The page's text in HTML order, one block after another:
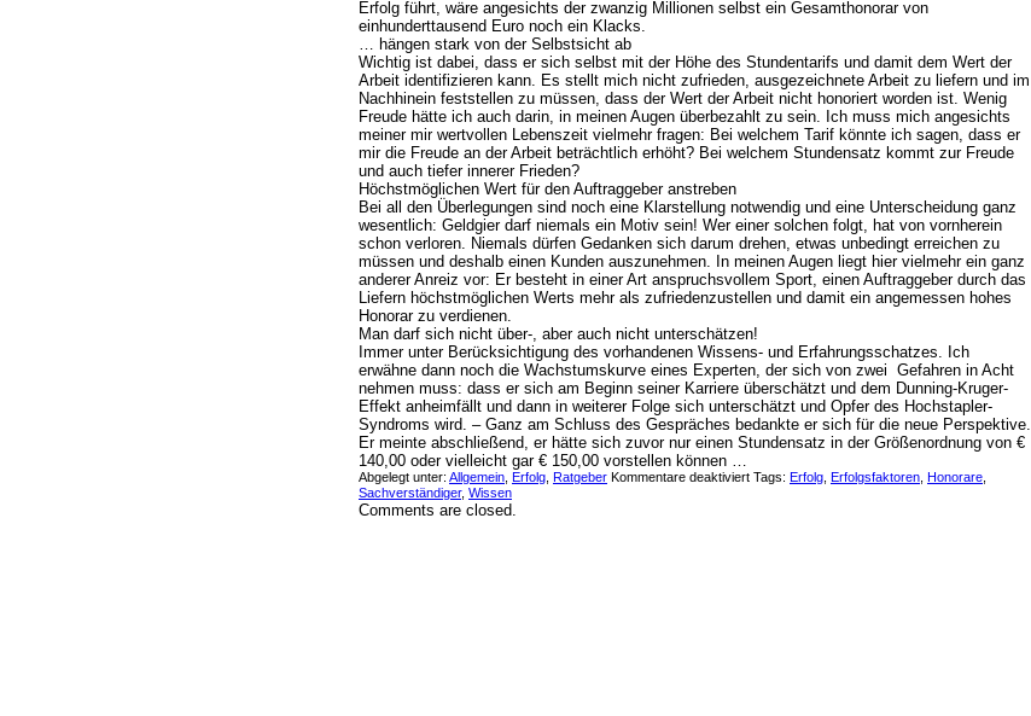
Erfolg führt, wäre angesichts der zwanzig Millionen selbst ein Gesamthonorar von
einhunderttausend Euro noch ein Klacks.
… hängen stark von der Selbstsicht ab
Wichtig ist dabei, dass er sich selbst mit der Höhe des Stundentarifs und damit dem Wert der
Arbeit identifizieren kann. Es stellt mich nicht zufrieden, ausgezeichnete Arbeit zu liefern und im
Nachhinein feststellen zu müssen, dass der Wert der Arbeit nicht honoriert worden ist. Wenig
Freude hätte ich auch darin, in meinen Augen überbezahlt zu sein. Ich muss mich angesichts
meiner mir wertvollen Lebenszeit vielmehr fragen: Bei welchem Tarif könnte ich sagen, dass er
mir die Freude an der Arbeit beträchtlich erhöht? Bei welchem Stundensatz kommt zur Freude
und auch tiefer innerer Frieden?
Höchstmöglichen Wert für den Auftraggeber anstreben
Bei all den Überlegungen sind noch eine Klarstellung notwendig und eine Unterscheidung ganz
wesentlich: Geldgier darf niemals ein Motiv sein! Wer einer solchen folgt, hat von vornherein
schon verloren. Niemals dürfen Gedanken sich darum drehen, etwas unbedingt erreichen zu
müssen und deshalb einen Kunden auszunehmen. In meinen Augen liegt hier vielmehr ein ganz
anderer Anreiz vor: Er besteht in einer Art anspruchsvollem Sport, einen Auftraggeber durch das
Liefern höchstmöglichen Werts mehr als zufriedenzustellen und damit ein angemessen hohes
Honorar zu verdienen.
Man darf sich nicht über-, aber auch nicht unterschätzen!
Immer unter Berücksichtigung des vorhandenen Wissens- und Erfahrungsschatzes. Ich
erwähne dann noch die Wachstumskurve eines Experten, der sich von zwei Gefahren in Acht
nehmen muss: dass er sich am Beginn seiner Karriere überschätzt und dem Dunning-Kruger-
Effekt anheimfällt und dann in weiterer Folge sich unterschätzt und Opfer des Hochstapler-
Syndroms wird. – Ganz am Schluss des Gespräches bedankte er sich für die neue Perspektive.
Er meinte abschließend, er hätte sich zuvor nur einen Stundensatz in der Größenordnung von €
140,00 oder vielleicht gar € 150,00 vorstellen können …
Abgelegt unter: Allgemein Erfolg Ratgeber Kommentare deaktiviert Tags: Erfolg Erfolgsfaktoren Honorare
Sachverständiger, Wissen
Comments are closed.